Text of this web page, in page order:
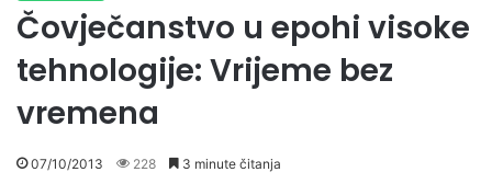
Čovječanstvo u epohi visoke
tehnologije: Vrijeme bez
vremena
07/10/2013 228 3 minute čitanja